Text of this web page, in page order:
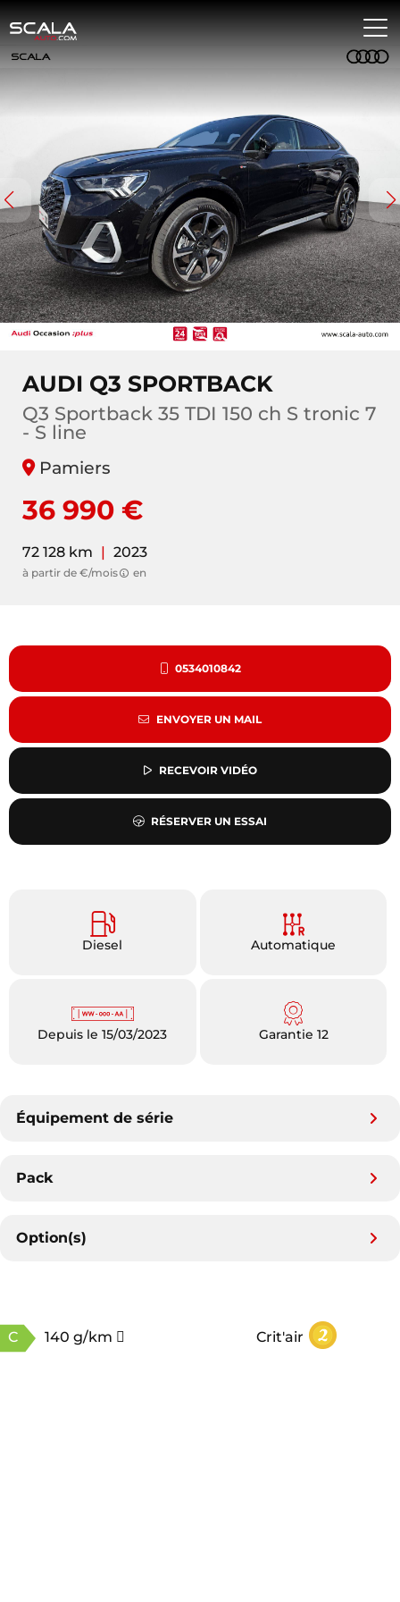
AUDI Q3 SPORTBACK
Q3 Sportback 35 TDI 150 ch S tronic 7
- S line
Pamiers
36 990 €
72 128 km | 2023
à partir de €/mois en
0534010842
ENVOYER UN MAIL
RECEVOIR VIDÉO
RÉSERVER UN ESSAI
Diesel Automatique
Depuis le 15/03/2023 Garantie 12
Équipement de série
Pack
Option(s)
C 140 g/km Crit'air